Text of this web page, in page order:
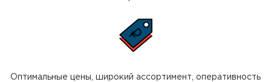
Оптимальные цены, широкий ассортимент, оперативность